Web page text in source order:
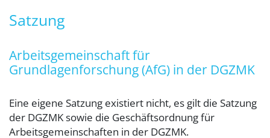
Satzung - Arbeitsgemeinschaft für
Satzung
Arbeitsgemeinschaft für
Grundlagenforschung (AfG) in der DGZMK
Eine eigene Satzung existiert nicht, es gilt die Satzung
der DGZMK sowie die Geschäftsordnung für
Arbeitsgemeinschaften in der DGZMK.